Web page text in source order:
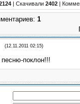
Скачивали 2402
: 1
(12.11.2011 02:15)
поклон!!!